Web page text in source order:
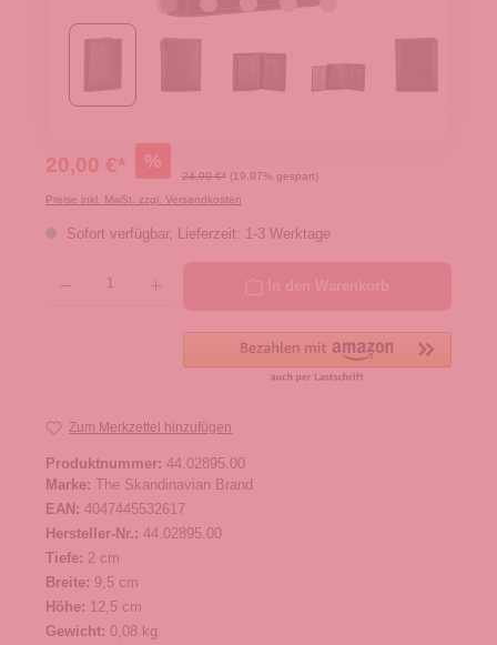
20,00 €* %
24,99 €* (19.97% gespart)
Preise inkl. MwSt. zzgl. Versandkosten
Sofort verfügbar, Lieferzeit: 1-3 Werktage
Zum Merkzettel hinzufügen
Produktnummer: 44.02895.00
Marke: The Skandinavian Brand
EAN: 4047445532617
Hersteller-Nr.: 44.02895.00
Tiefe: 2 cm
Breite: 9,5 cm
Höhe: 12,5 cm
Gewicht: 0,08 kg